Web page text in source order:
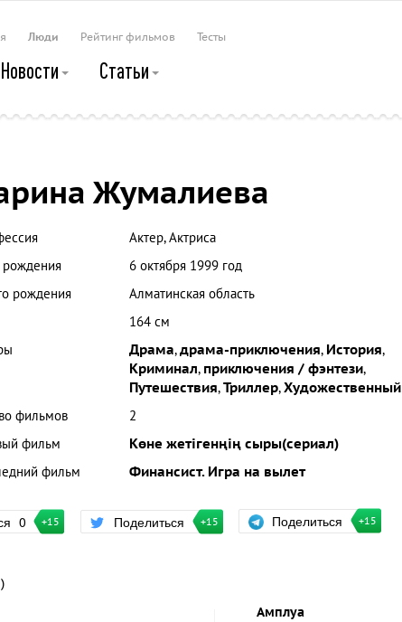
Люди Рейтинг фильмов Тесты
Новости Статьи
Жумалиева
Актер, Актриса
рождения
6 октября 1999 год
рождения
Алматинская область
164 см
Драма,драма-приключения, История,
Криминал, приключения / фэнтези,
Путешествия,Триллер,Художественный
фильмов
2
фильм
Көне жетігенңің сыры(сериал)
фильм
Финансист. Игра на вылет
0 +15 Поделиться +15 Поделиться +15
Амплуа